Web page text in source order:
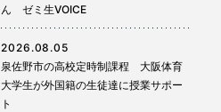
ん ゼミ生VOICE
2026.08.05
泉佐野市の高校定時制課程 大阪体育
大学生が外国籍の生徒達に授業サポー
ト